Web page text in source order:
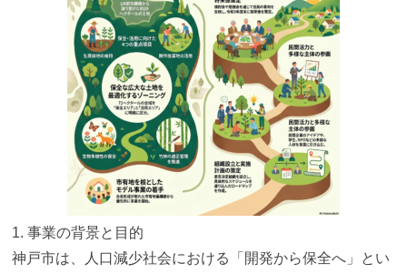
1. 事業の背景と目的
神戸市は、人口減少社会における「開発から保全へ」 とい